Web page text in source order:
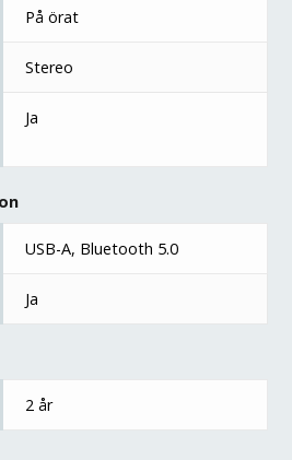
På örat
Stereo
Ja
USB-A, Bluetooth 5.0
Ja
2 år